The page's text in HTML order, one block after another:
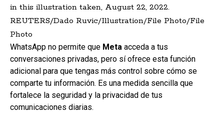
in this illustration taken, August 22, 2022.
REUTERS/Dado Ruvic/Illustration/File Photo/File
Photo
WhatsApp no permite que Meta acceda a tus
conversaciones privadas, pero sí ofrece esta función
adicional para que tengas más control sobre cómo se
comparte tu información. Es una medida sencilla que
fortalece la seguridad y la privacidad de tus
comunicaciones diarias.